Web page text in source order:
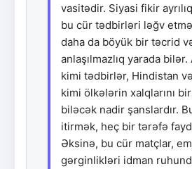
vasitədir. Siyasi fikir
bu cür tədbirləri ləğv
daha da böyük bir təcrid
anlaşılmazlıq yarada
kimi tədbirlər, Hindistan
kimi ölkələrin xalqlarını
biləcək nadir şanslardır.
itirmək, heç bir tərəfə
Əksinə, bu cür matçlar,
gərginlikləri idman